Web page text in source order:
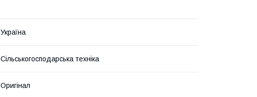
Україна
Сільськогосподарська техніка
Оригінал